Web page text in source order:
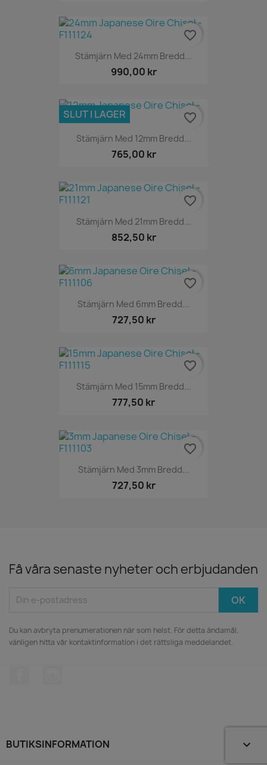
Stämjärn Med 24mm Bredd...
990,00 kr
favorite_border
Stämjärn Med 12mm Bredd...
765,00 kr
SLUT I LAGER favorite_border
Stämjärn Med 21mm Bredd...
852,50 kr
favorite_border
Stämjärn Med 6mm Bredd...
727,50 kr
favorite_border
Stämjärn Med 15mm Bredd...
777,50 kr
favorite_border
Stämjärn Med 3mm Bredd...
727,50 kr
favorite_border
Få våra senaste nyheter och erbjudanden
Du kan avbryta prenumerationen när som helst. För detta ändamål,
vänligen hitta vår kontaktinformation i det rättsliga meddelandet.
BUTIKSINFORMATION keyboard_arrow_down